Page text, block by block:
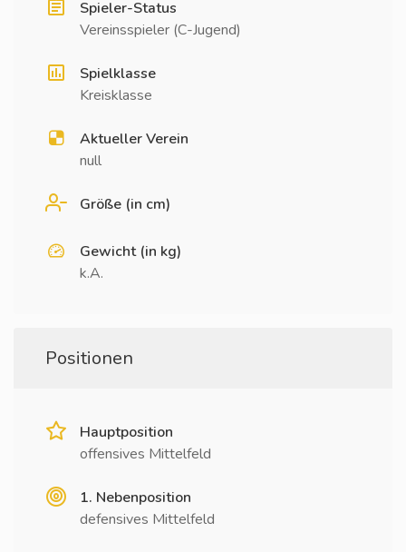
Spieler-Status
Vereinsspieler (C-Jugend)
Spielklasse
Kreisklasse
Aktueller Verein
null
Größe (in cm)
Gewicht (in kg)
k.A.
Positionen
Hauptposition
offensives Mittelfeld
1. Nebenposition
defensives Mittelfeld